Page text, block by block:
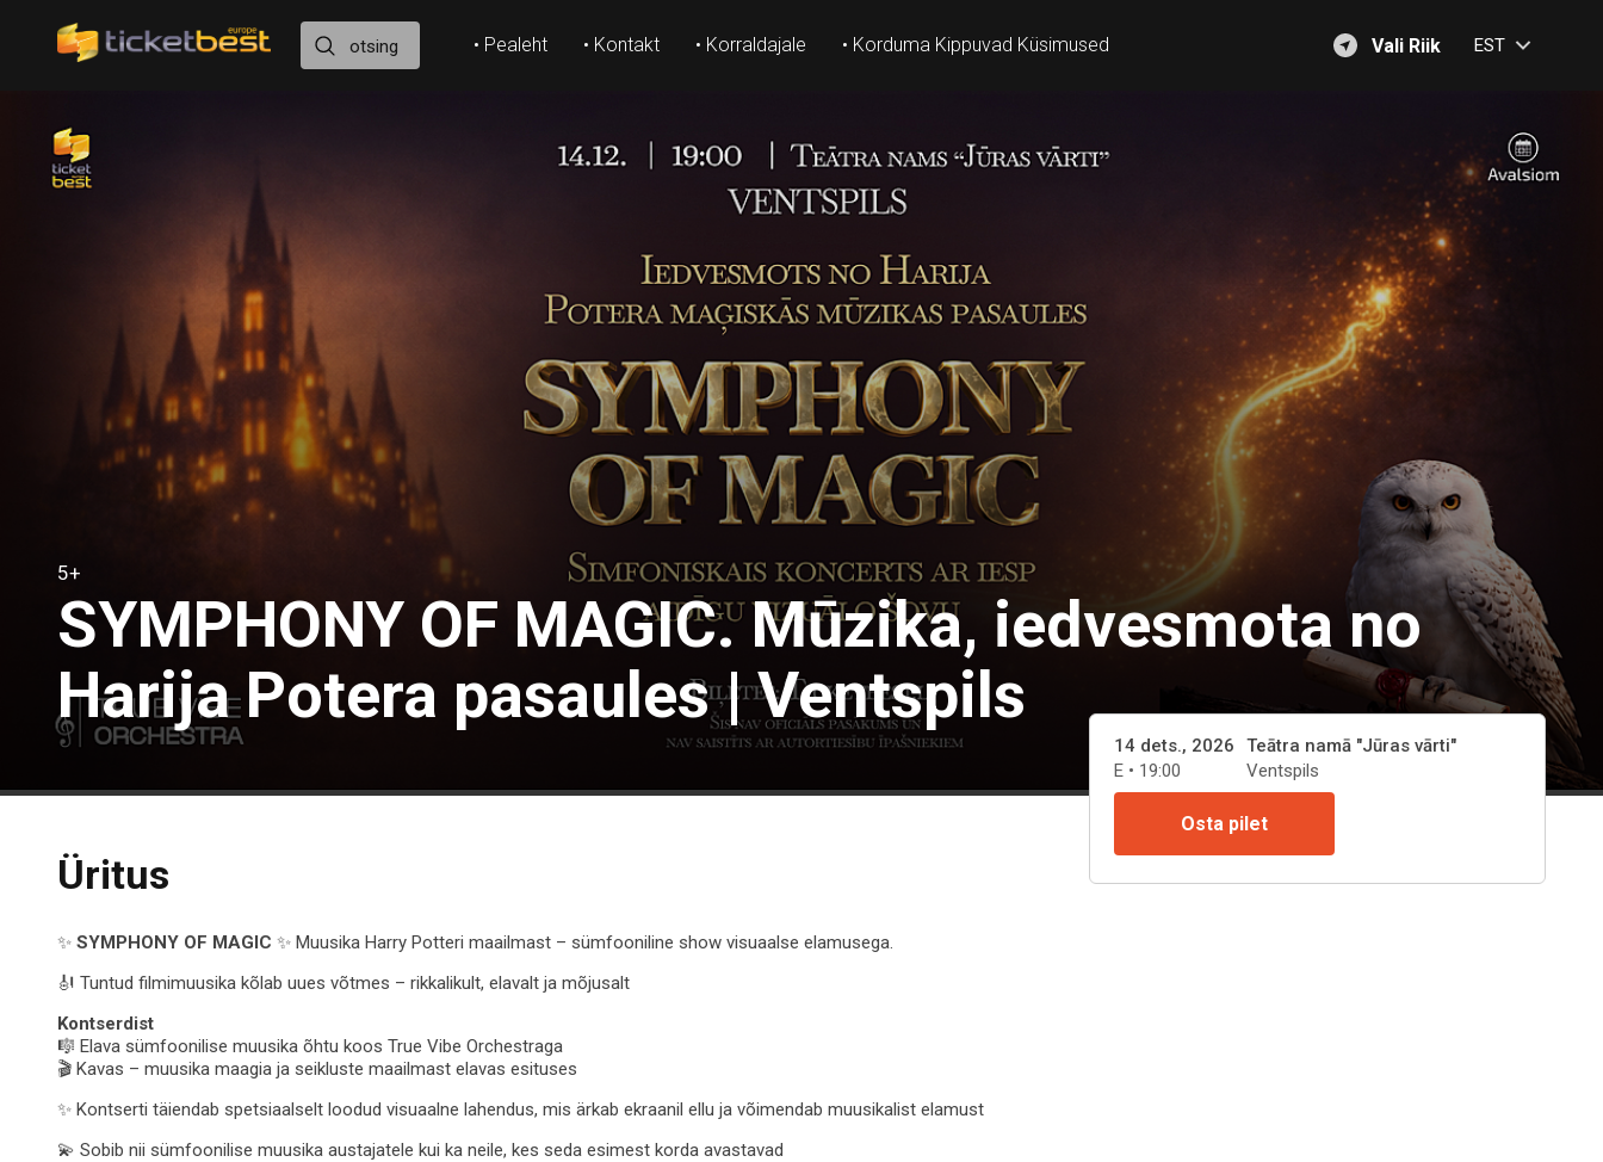
• Pealeht • Kontakt • Korraldajale • Korduma Kippuvad Küsimused Vali Riik EST
5+
SYMPHONY OF MAGIC. Mūzika, iedvesmota no
Harija Potera pasaules | Ventspils
14 dets., 2026
E • 19:00
Teātra namā "Jūras vārti"
Ventspils
Osta pilet
Üritus
✨ SYMPHONY OF MAGIC ✨ Muusika Harry Potteri maailmast – sümfooniline show visuaalse elamusega.
🎻 Tuntud filmimuusika kõlab uues võtmes – rikkalikult, elavalt ja mõjusalt
Kontserdist
🎼 Elava sümfoonilise muusika õhtu koos True Vibe Orchestraga
🎬 Kavas – muusika maagia ja seikluste maailmast elavas esituses
✨ Kontserti täiendab spetsiaalselt loodud visuaalne lahendus, mis ärkab ekraanil ellu ja võimendab muusikalist elamust
💫 Sobib nii sümfoonilise muusika austajatele kui ka neile, kes seda esimest korda avastavad